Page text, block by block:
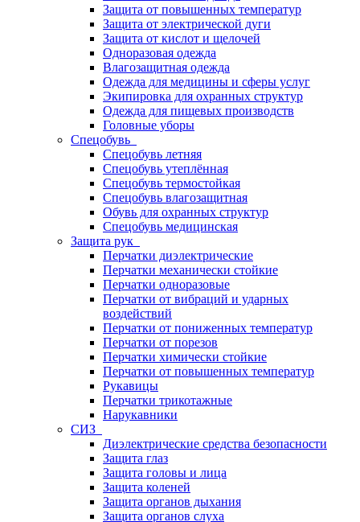
Защита от повышенных температур
Защита от электрической дуги
Защита от кислот и щелочей
Одноразовая одежда
Влагозащитная одежда
Одежда для медицины и сферы услуг
Экипировка для охранных структур
Одежда для пищевых производств
Головные уборы
Спецобувь
Спецобувь летняя
Спецобувь утеплённая
Спецобувь термостойкая
Спецобувь влагозащитная
Обувь для охранных структур
Спецобувь медицинская
Защита рук
Перчатки диэлектрические
Перчатки механически стойкие
Перчатки одноразовые
Перчатки от вибраций и ударных
воздействий
Перчатки от пониженных температур
Перчатки от порезов
Перчатки химически стойкие
Перчатки от повышенных температур
Рукавицы
Перчатки трикотажные
Нарукавники
СИЗ
Диэлектрические средства безопасности
Защита глаз
Защита головы и лица
Защита коленей
Защита органов дыхания
Защита органов слуха